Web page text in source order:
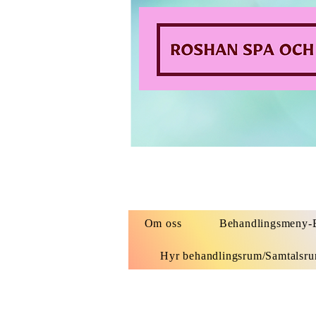
Om oss Behandlingsmeny-
Hyr behandlingsrum/